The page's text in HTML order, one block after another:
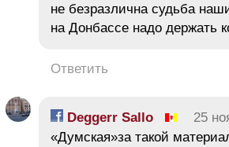
не безразлична судьба
на Донбассе надо держать
Ответить
Deggerr Sallo 25
«Думская»за такой